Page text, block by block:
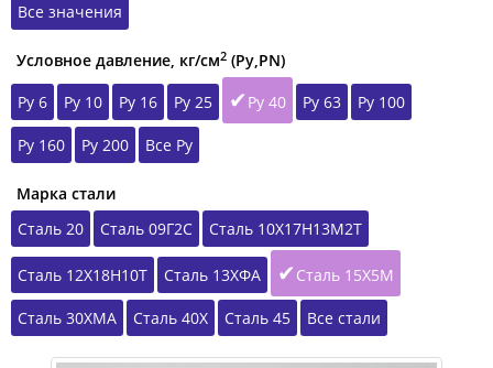
Все значения
Условное давление, кг/см2 (Ру,РN)
Ру 6
Ру 10 Ру 16 Ру 25 Ру 40 Ру 63 Ру 100
Ру 160 Ру 200 Все Ру
Марка стали
Сталь 20
Сталь 09Г2С Сталь 10Х17Н13М2Т
Сталь 12Х18Н10Т Сталь 13ХФА Сталь 15Х5М
Сталь 30ХМА Сталь 40Х Сталь 45 Все стали